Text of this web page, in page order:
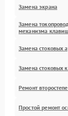
Замена экрана
Замена
механизма
Замена стоковых
Замена стоковых
Ремонт
Простой ремонт